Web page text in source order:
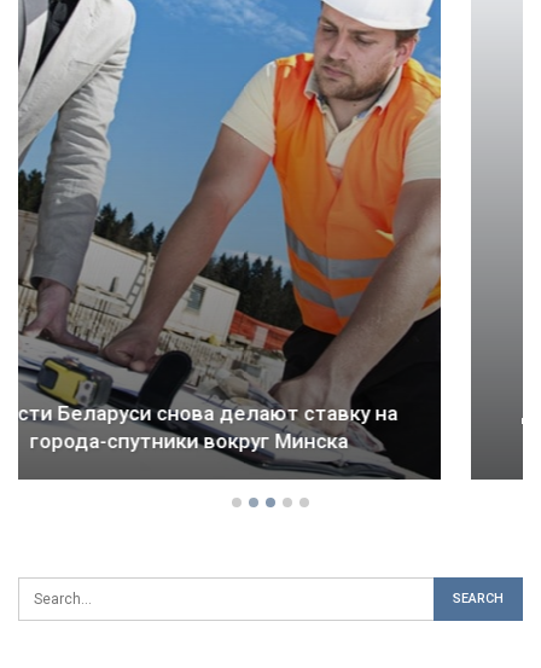
Драма Детройта: как ломается будущее
городов и стран